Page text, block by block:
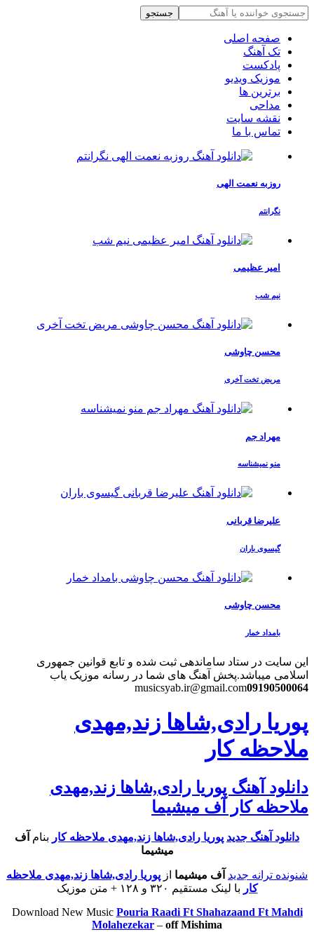
جستجو
صفحه اصلی
تک آهنگ
پادکست
موزیک ویدیو
برترین ها
مداحی
نقشه سایت
تماس با ما
روزبه نعمت الهی
نگرانتم
امیر عظیمی
نیم شب
محسن چاوشی
مریض تخت آخری
مهراد جم
منو نمیشناسه
علیرضا قربانی
گیسوی باران
محسن چاوشی
بامداد خمار
این سایت در ستاد ساماندهی ثبت شده و تابع قوانین جمهوری
اسلامی میباشد.پخش آهنگ های شما در رسانه موزیک یاب
musicsyab.ir@gmail.com09190500064
پوریا رادی,شاها زند,مهدی
ملاحظه کار
دانلود آهنگ پوریا رادی,شاها زند,مهدی
ملاحظه کار آف میشیما
دانلود آهنگ جدید پوریا رادی,شاها زند,مهدی ملاحظه کار بنام آف
میشیما
شنونده ترانه جدید آف میشیما از پوریا رادی,شاها زند,مهدی ملاحظه
کار با لینک مستقیم ۳۲۰ و ۱۲۸ + متن موزیک
Download New Music Pouria Raadi Ft Shahazaand Ft Mahdi
Molahezekar – off Mishima